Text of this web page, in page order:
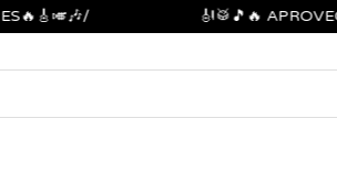
🎻🥁🎵🔥